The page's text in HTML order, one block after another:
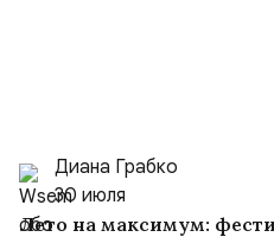
Диана Грабко
30 июля
Лето на максимум: